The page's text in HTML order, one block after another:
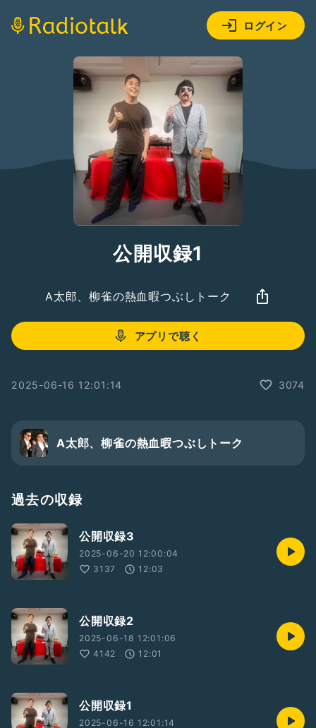
ログイン
公開収録1
A太郎、柳雀の熱血暇つぶしトーク
アプリで聴く
2025-06-16 12:01:14 3074
A太郎、柳雀の熱血暇つぶしトーク
過去の収録
公開収録3
2025-06-20 12:00:04
3137
12:03
公開収録2
2025-06-18 12:01:06
4142
12:01
公開収録1
2025-06-16 12:01:14